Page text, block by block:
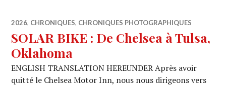
2026, CHRONIQUES, CHRONIQUES PHOTOGRAPHIQUES
SOLAR BIKE : De Chelsea à Tulsa,
Oklahoma
ENGLISH TRANSLATION HEREUNDER Après avoir
quitté le Chelsea Motor Inn, nous nous dirigeons vers